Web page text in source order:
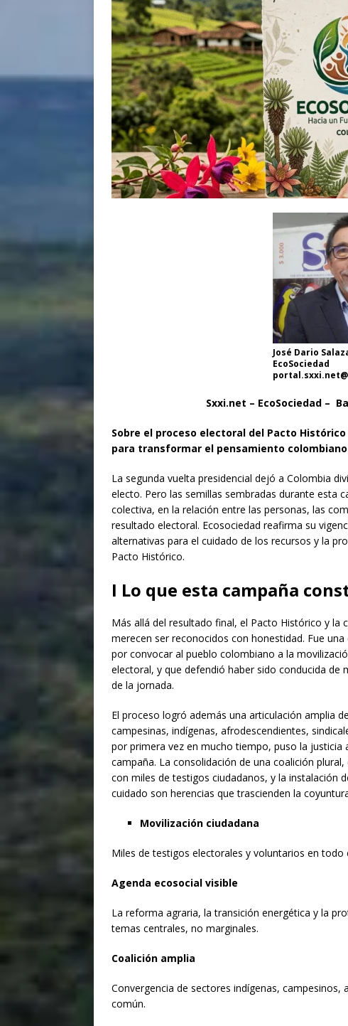
José Dario
EcoSociedad
Sxxi.net – EcoSociedad –
Sobre el proceso electoral del Pacto
para transformar el pensamiento
La segunda vuelta presidencial dejó a Colombia
electo. Pero las semillas sembradas durante esta
colectiva, en la relación entre las personas, las
resultado electoral. Ecosociedad reafirma su
alternativas para el cuidado de los recursos y la
Pacto Histórico.
I Lo que esta campaña
Más allá del resultado final, el Pacto Histórico y la
merecen ser reconocidos con honestidad. Fue
por convocar al pueblo colombiano a la
electoral, y que defendió haber sido conducida
de la jornada.
El proceso logró además una articulación amplia
campesinas, indígenas, afrodescendientes,
por primera vez en mucho tiempo, puso la
campaña. La consolidación de una coalición
con miles de testigos ciudadanos, y la instalación
cuidado son herencias que trascienden la
Movilización ciudadana
Miles de testigos electorales y voluntarios en
Agenda ecosocial visible
La reforma agraria, la transición energética y la
temas centrales, no marginales.
Coalición amplia
Convergencia de sectores indígenas,
común.